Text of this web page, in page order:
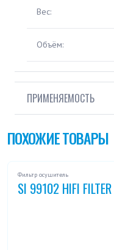
Вес:
Объём:
ПРИМЕНЯЕМОСТЬ
ПОХОЖИЕ ТОВАРЫ
Фильтр осушитель
SI 99102 HIFI FILTER